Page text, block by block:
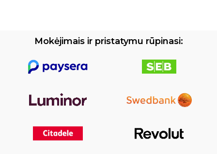
Mokėjimais ir pristatymu rūpinasi: